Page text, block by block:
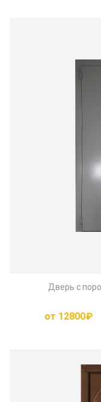
Дверь с
от 12800₽